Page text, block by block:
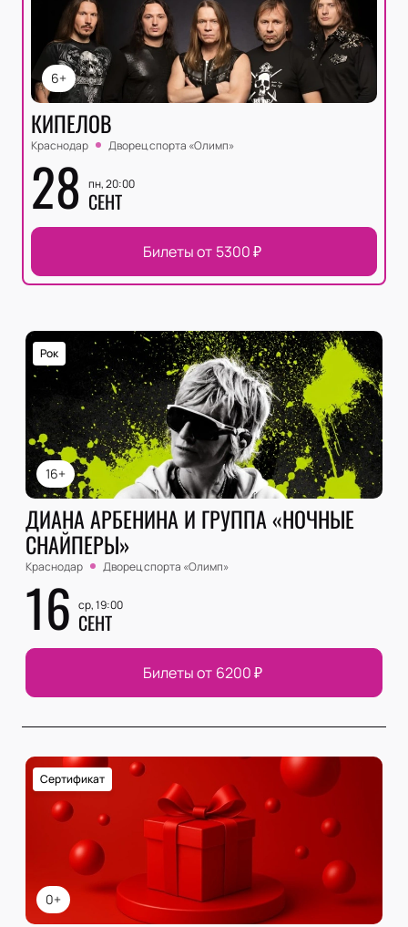
6+
КИПЕЛОВ
Краснодар Дворец спорта «‎Олимп»
28 пн, 20:00
СЕНТ
Билеты от 5300₽
16+
Рок
ДИАНА АРБЕНИНА И ГРУППА «НОЧНЫЕ
СНАЙПЕРЫ»
Краснодар Дворец спорта «‎Олимп»
16 ср, 19:00
СЕНТ
Билеты от 6200₽
0+
Сертификат